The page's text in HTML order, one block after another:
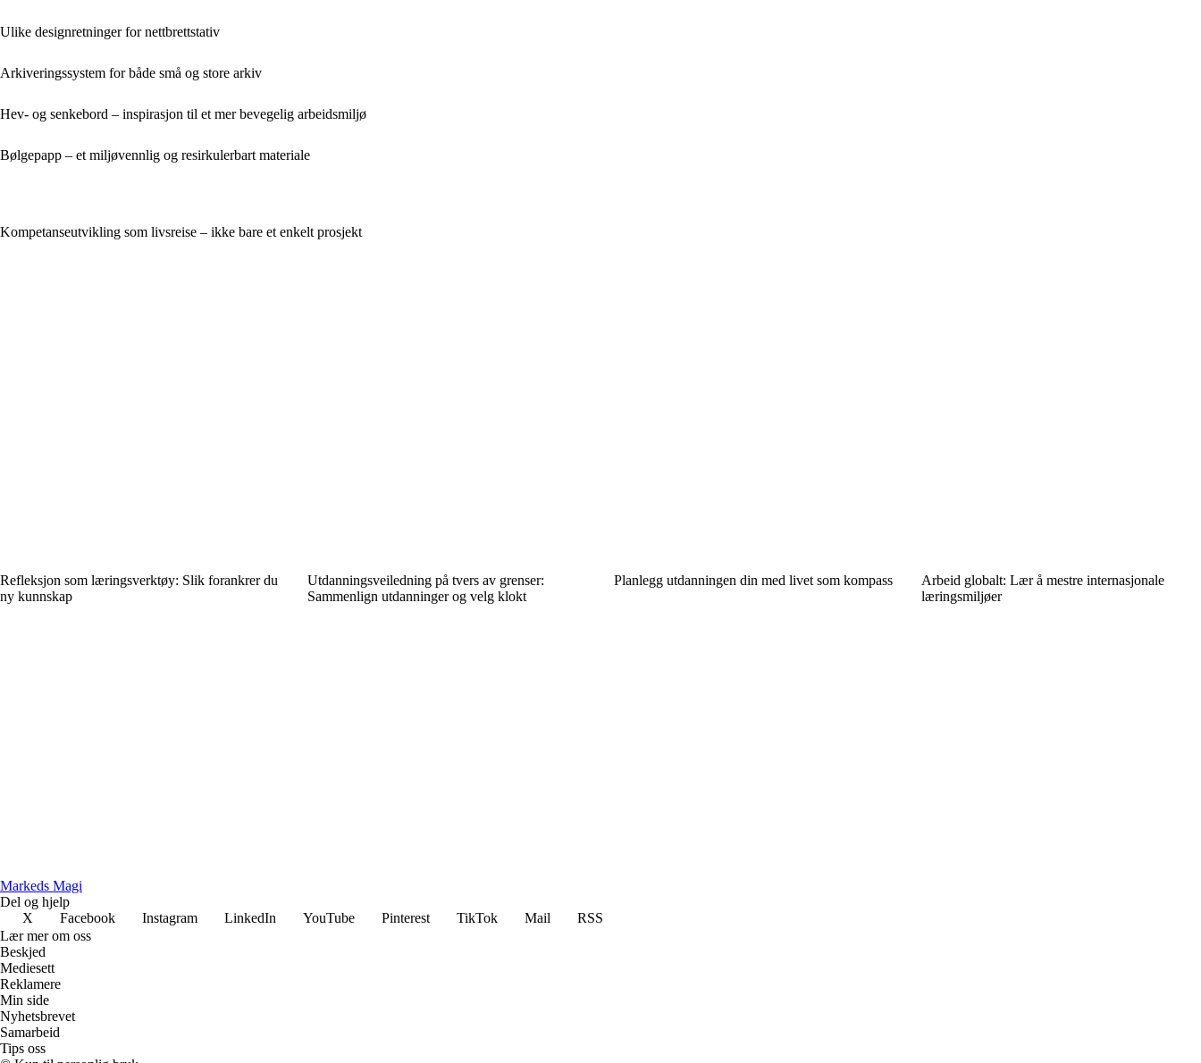
Ulike designretninger for nettbrettstativ
Arkiveringssystem for både små og store arkiv
Hev- og senkebord – inspirasjon til et mer bevegelig arbeidsmiljø
Bølgepapp – et miljøvennlig og resirkulerbart materiale
Kompetanseutvikling som livsreise – ikke bare et enkelt prosjekt
Refleksjon som læringsverktøy: Slik forankrer du
ny kunnskap
Utdanningsveiledning på tvers av grenser:
Sammenlign utdanninger og velg klokt
Planlegg utdanningen din med livet som kompass
Arbeid globalt: Lær å mestre internasjonale
læringsmiljøer
Markeds Magi
Del og hjelp
X
Facebook Instagram LinkedIn YouTube Pinterest TikTok Mail
RSS
Lær mer om oss
Beskjed
Mediesett
Reklamere
Min side
Nyhetsbrevet
Samarbeid
Tips oss